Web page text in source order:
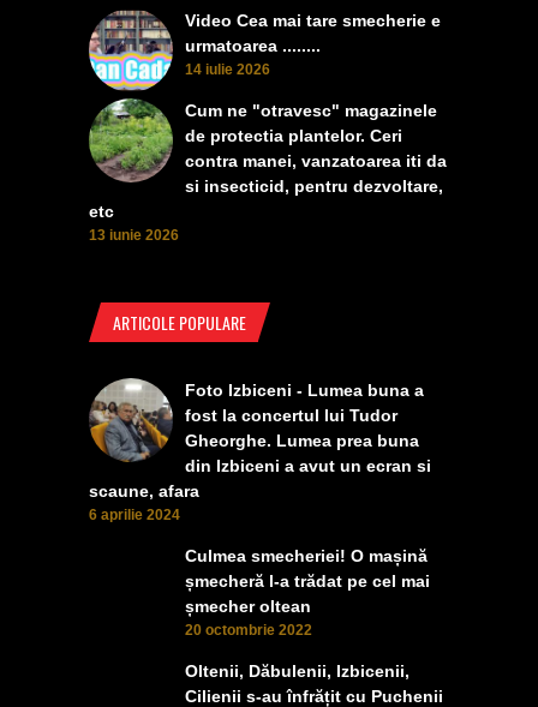
Video Cea mai tare smecherie e
urmatoarea ........
14 iulie 2026
Cum ne "otravesc" magazinele
de protectia plantelor. Ceri
contra manei, vanzatoarea iti da
si insecticid, pentru dezvoltare,
etc
13 iunie 2026
ARTICOLE POPULARE
Foto Izbiceni - Lumea buna a
fost la concertul lui Tudor
Gheorghe. Lumea prea buna
din Izbiceni a avut un ecran si
scaune, afara
6 aprilie 2024
Culmea smecheriei! O mașină
șmecheră l-a trădat pe cel mai
șmecher oltean
20 octombrie 2022
Oltenii, Dăbulenii, Izbicenii,
Cilienii s-au înfrățit cu Puchenii